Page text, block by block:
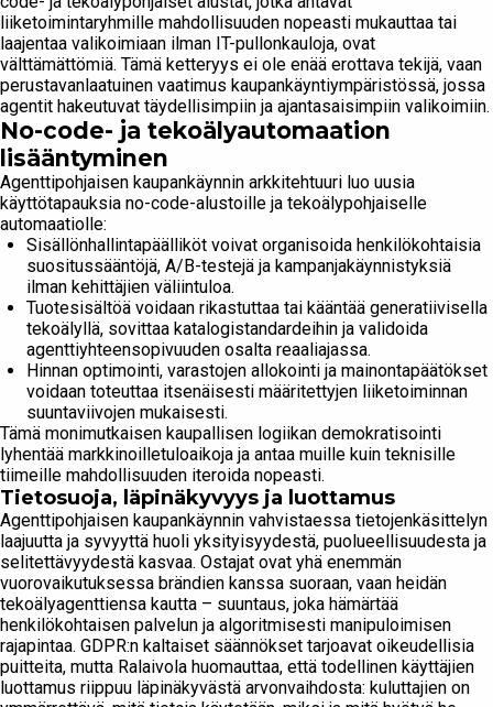
liiketoimintaryhmille mahdollisuuden nopeasti mukauttaa tai
laajentaa valikoimiaan ilman IT-pullonkauloja, ovat
välttämättömiä. Tämä ketteryys ei ole enää erottava tekijä, vaan
perustavanlaatuinen vaatimus kaupankäyntiympäristössä, jossa
agentit hakeutuvat täydellisimpiin ja ajantasaisimpiin valikoimiin.
No-code- ja tekoälyautomaation
lisääntyminen
Agenttipohjaisen kaupankäynnin arkkitehtuuri luo uusia
käyttötapauksia no-code-alustoille ja tekoälypohjaiselle
automaatiolle:
Sisällönhallintapäälliköt voivat organisoida henkilökohtaisia
suositussääntöjä, A/B-testejä ja kampanjakäynnistyksiä
ilman kehittäjien väliintuloa.
Tuotesisältöä voidaan rikastuttaa tai kääntää generatiivisella
tekoälyllä, sovittaa katalogistandardeihin ja validoida
agenttiyhteensopivuuden osalta reaaliajassa.
Hinnan optimointi, varastojen allokointi ja mainontapäätökset
voidaan toteuttaa itsenäisesti määritettyjen liiketoiminnan
suuntaviivojen mukaisesti.
Tämä monimutkaisen kaupallisen logiikan demokratisointi
lyhentää markkinoilletuloaikoja ja antaa muille kuin teknisille
tiimeille mahdollisuuden iteroida nopeasti.
Tietosuoja, läpinäkyvyys ja luottamus
Agenttipohjaisen kaupankäynnin vahvistaessa tietojenkäsittelyn
laajuutta ja syvyyttä huoli yksityisyydestä, puolueellisuudesta ja
selitettävyydestä kasvaa. Ostajat ovat yhä enemmän
vuorovaikutuksessa brändien kanssa suoraan, vaan heidän
tekoälyagenttiensa kautta – suuntaus, joka hämärtää
henkilökohtaisen palvelun ja algoritmisesti manipuloimisen
rajapintaa. GDPR:n kaltaiset säännökset tarjoavat oikeudellisia
puitteita, mutta Ralaivola huomauttaa, että todellinen käyttäjien
luottamus riippuu läpinäkyvästä arvonvaihdosta: kuluttajien on